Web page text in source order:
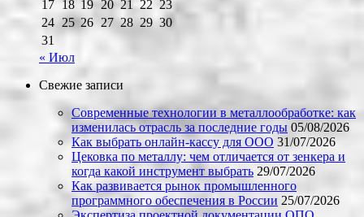
17 18 19 20 21 22 23
24 25 26 27 28 29 30
31
« Июл
Свежие записи
Современные технологии в металлообработке: как
изменилась отрасль за последние годы 05/08/2026
Как выбрать онлайн-кассу для ООО 31/07/2026
Цековка по металлу: чем отличается от зенкера и
когда какой инструмент выбрать 29/07/2026
Как развивается рынок промышленного
программного обеспечения в России 25/07/2026